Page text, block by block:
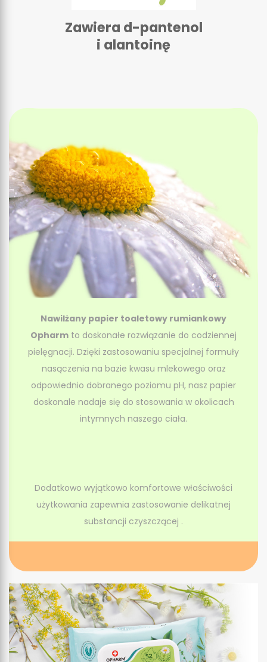
Zawiera d-pantenol
i alantoinę
Nawilżany papier toaletowy rumiankowy
Opharm to doskonałe rozwiązanie do codziennej
pielęgnacji. Dzięki zastosowaniu specjalnej formuły
nasączenia na bazie kwasu mlekowego oraz
odpowiednio dobranego poziomu pH, nasz papier
doskonale nadaje się do stosowania w okolicach
intymnych naszego ciała.
Dodatkowo wyjątkowo komfortowe właściwości
użytkowania zapewnia zastosowanie delikatnej
substancji czyszczącej .